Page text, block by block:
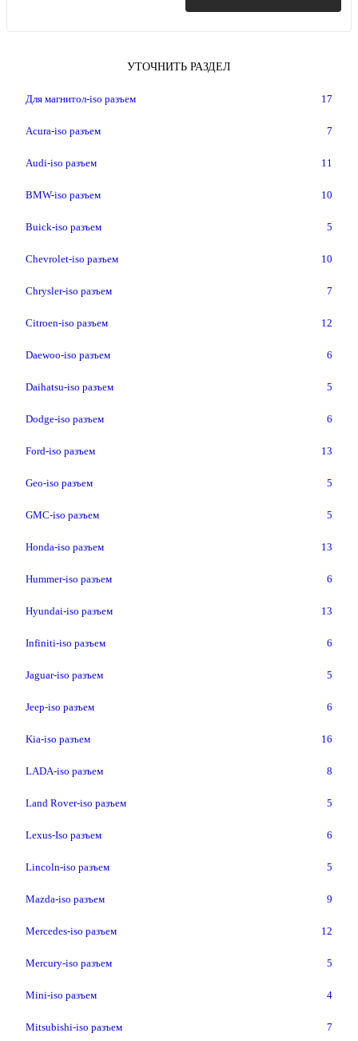
УТОЧНИТЬ РАЗДЕЛ
Для магнитол-iso разъем 17
Acura-iso разъем 7
Audi-iso разъем 11
BMW-iso разъем 10
Buick-iso разъем 5
Chevrolet-iso разъем 10
Chrysler-iso разъем 7
Citroen-iso разъем 12
Daewoo-iso разъем 6
Daihatsu-iso разъем 5
Dodge-iso разъем 6
Ford-iso разъем 13
Geo-iso разъем 5
GMC-iso разъем 5
Honda-iso разъем 13
Hummer-iso разъем 6
Hyundai-iso разъем 13
Infiniti-iso разъем 6
Jaguar-iso разъем 5
Jeep-iso разъем 6
Kia-iso разъем 16
LADA-iso разъем 8
Land Rover-iso разъем 5
Lexus-Iso разъем 6
Lincoln-iso разъем 5
Mazda-iso разъем 9
Mercedes-iso разъем 12
Mercury-iso разъем 5
Mini-iso разъем 4
Mitsubishi-iso разъем 7